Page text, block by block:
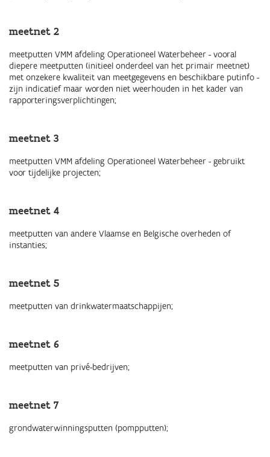
meetnet 2
meetputten VMM afdeling Operationeel Waterbeheer - vooral
diepere meetputten (initieel onderdeel van het primair meetnet)
met onzekere kwaliteit van meetgegevens en beschikbare putinfo -
zijn indicatief maar worden niet weerhouden in het kader van
rapporteringsverplichtingen;
meetnet 3
meetputten VMM afdeling Operationeel Waterbeheer - gebruikt
voor tijdelijke projecten;
meetnet 4
meetputten van andere Vlaamse en Belgische overheden of
instanties;
meetnet 5
meetputten van drinkwater­maatschappijen;
meetnet 6
meetputten van privé-bedrijven;
meetnet 7
grondwaterwinningsputten (pompputten);